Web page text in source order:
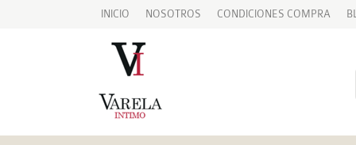
INICIO NOSOTROS CONDICIONES COMPRA